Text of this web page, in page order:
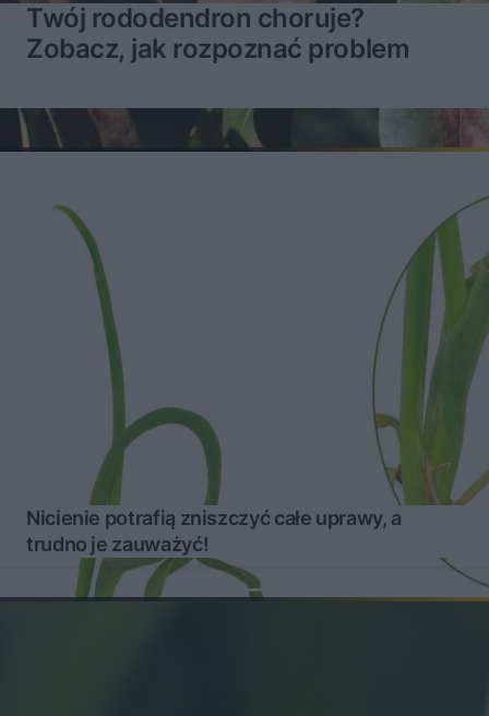
Twój rododendron choruje?
Zobacz, jak rozpoznać problem
Nicienie potrafią zniszczyć całe uprawy, a
trudno je zauważyć!